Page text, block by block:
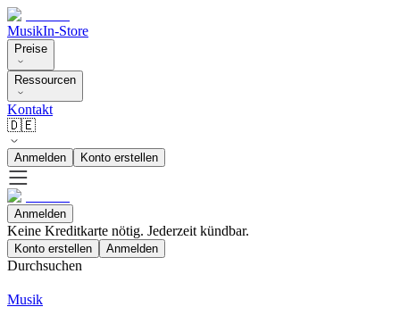
MusikIn-Store
Preise
Ressourcen
Kontakt
🇩🇪
Anmelden Konto erstellen
Anmelden
Keine Kreditkarte nötig. Jederzeit kündbar.
Konto erstellen Anmelden
Durchsuchen
Musik